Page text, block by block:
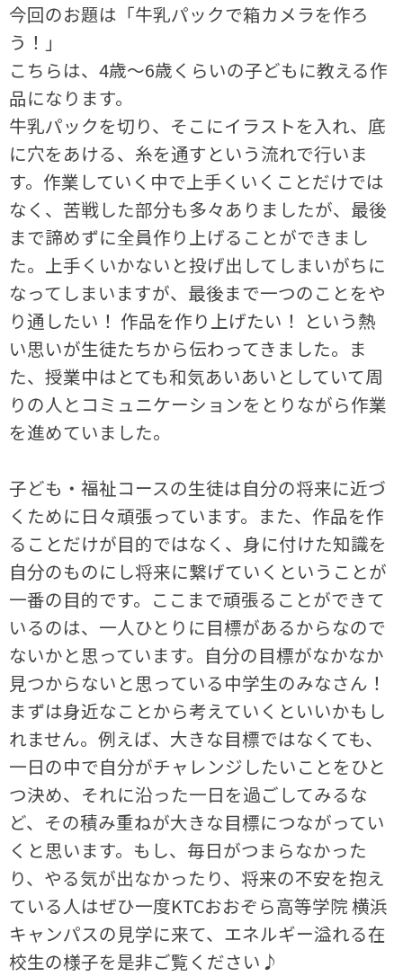
今回のお題は「牛乳パックで箱カメラを作ろ
う！」
こちらは、4歳～6歳くらいの子どもに教える作
品になります。
牛乳パックを切り、そこにイラストを入れ、底
に穴をあける、糸を通すという流れで行いま
す。作業していく中で上手くいくことだけでは
なく、苦戦した部分も多々ありましたが、最後
まで諦めずに全員作り上げることができまし
た。上手くいかないと投げ出してしまいがちに
なってしまいますが、最後まで一つのことをや
り通したい！ 作品を作り上げたい！ という熱
い思いが生徒たちから伝わってきました。ま
た、授業中はとても和気あいあいとしていて周
りの人とコミュニケーションをとりながら作業
を進めていました。
子ども・福祉コースの生徒は自分の将来に近づ
くために日々頑張っています。また、作品を作
ることだけが目的ではなく、身に付けた知識を
自分のものにし将来に繋げていくということが
一番の目的です。ここまで頑張ることができて
いるのは、一人ひとりに目標があるからなので
ないかと思っています。自分の目標がなかなか
見つからないと思っている中学生のみなさん！
まずは身近なことから考えていくといいかもし
れません。例えば、大きな目標ではなくても、
一日の中で自分がチャレンジしたいことをひと
つ決め、それに沿った一日を過ごしてみるな
ど、その積み重ねが大きな目標につながってい
くと思います。もし、毎日がつまらなかった
り、やる気が出なかったり、将来の不安を抱え
ている人はぜひ一度KTCおおぞら高等学院 横浜
キャンパスの見学に来て、エネルギー溢れる在
校生の様子を是非ご覧ください♪